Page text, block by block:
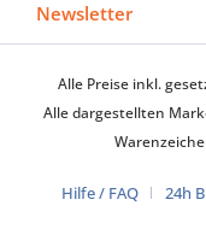
Newsletter
Alle Preise inkl.
Alle dargestellten
Hilfe / FAQ 24h